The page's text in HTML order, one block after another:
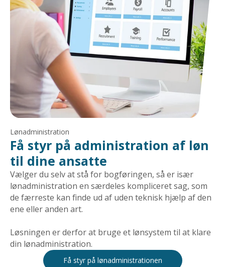
Lønadministration
Få styr på administration af løn
til dine ansatte
Vælger du selv at stå for bogføringen, så er især
lønadministration en særdeles kompliceret sag, som
de færreste kan finde ud af uden teknisk hjælp af den
ene eller anden art.
Løsningen er derfor at bruge et lønsystem til at klare
din lønadministration.
Få styr på lønadministrationen